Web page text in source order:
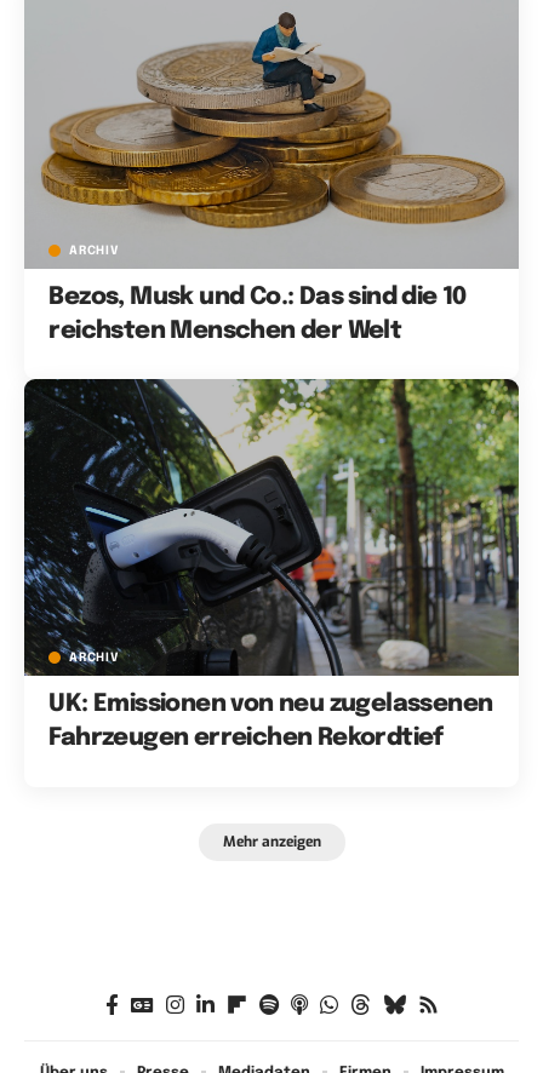
ARCHIV
Bezos, Musk und Co.: Das sind die 10
reichsten Menschen der Welt
ARCHIV
UK: Emissionen von neu zugelassenen
Fahrzeugen erreichen Rekordtief
Mehr anzeigen